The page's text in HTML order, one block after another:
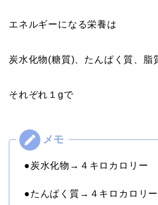
エネルギーになる栄養は
炭水化物(糖質)、たんぱく質、脂
それぞれ１gで
●炭水化物→４キロカロリー
●たんぱく質→４キロカロリー